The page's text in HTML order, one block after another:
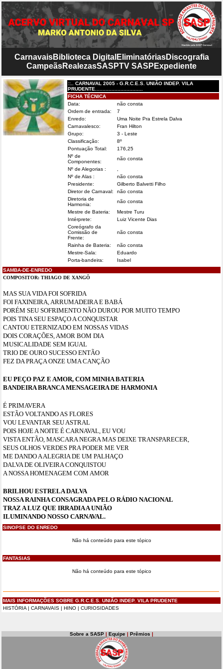
CarnavaisBiblioteca Digital EliminatóriasDiscografia
CampeãsRealezasSASPTV SASP Expediente
::.. CARNAVAL 2005 - G.R.C.E.S. UNIÃO INDEP. VILA
PRUDENTE................................
FICHA TÉCNICA
Data:
não consta
Ordem de entrada:
7
Enredo:
Uma Noite Pra Estrela Dalva
Carnavalesco:
Fran Hilton
Grupo:
3 - Leste
Classificação:
8º
Pontuação Total:
176,25
Nº de
Componentes:
não consta
Nº de Alegorias :
Nº de Alas :
não consta
Presidente:
Gilberto Balvetti Filho
Diretor de Carnaval:
não consta
Diretoria de
Harmonia:
não consta
Mestre de Bateria:
Mestre Turu
Intérprete:
Luiz Vicente Dias
Coreógrafo da
Comissão de
Frente:
não consta
Rainha de Bateria:
não consta
Mestre-Sala:
Eduardo
Porta-bandeira:
Isabel
SAMBA-DE-ENREDO
COMPOSITOR: THIAGO DE XANGÔ
MAS SUA VIDA FOI SOFRIDA
FOI FAXINEIRA, ARRUMADEIRA E BABÁ
PORÉM SEU SOFRIMENTO NÃO DUROU POR MUITO TEMPO
POIS TINA SEU ESPAÇO A CONQUISTAR
CANTOU ETERNIZADO EM NOSSAS VIDAS
DOIS CORAÇÕES, AMOR BOM DIA
MUSICALIDADE SEM IGUAL
TRIO DE OURO SUCESSO ENTÃO
FEZ DA PRAÇA ONZE UMA CANÇÃO
EU PEÇO PAZ E AMOR, COM MINHA BATERIA
BANDEIRA BRANCA MENSAGEIRA DE HARMONIA
É PRIMAVERA
ESTÃO VOLTANDO AS FLORES
VOU LEVANTAR SEU ASTRAL
POIS HOJE A NOITE É CARNAVAL, EU VOU
VISTA ENTÃO, MASCARA NEGRA MAS DEIXE TRANSPARECER,
SEUS OLHOS VERDES PRA PODER ME VER
ME DANDO A ALEGRIA DE UM PALHAÇO
DALVA DE OLIVEIRA CONQUISTOU
A NOSSA HOMENAGEM COM AMOR
BRILHOU ESTRELA DALVA
NOSSA RAINHA CONSAGRADA PELO RÁDIO NACIONAL
TRAZ A LUZ QUE IRRADIA A UNIÃO
ILUMINANDO NOSSO CARNAVAL.
SINOPSE DO ENREDO
Não há conteúdo para este tópico
FANTASIAS
Não há conteúdo para este tópico
MAIS INFORMAÇÕES SOBRE G.R.C.E.S. UNIÃO INDEP. VILA PRUDENTE
HISTÓRIA | CARNAVAIS | HINO | CURIOSIDADES
Sobre a SASP | Equipe | Prêmios |